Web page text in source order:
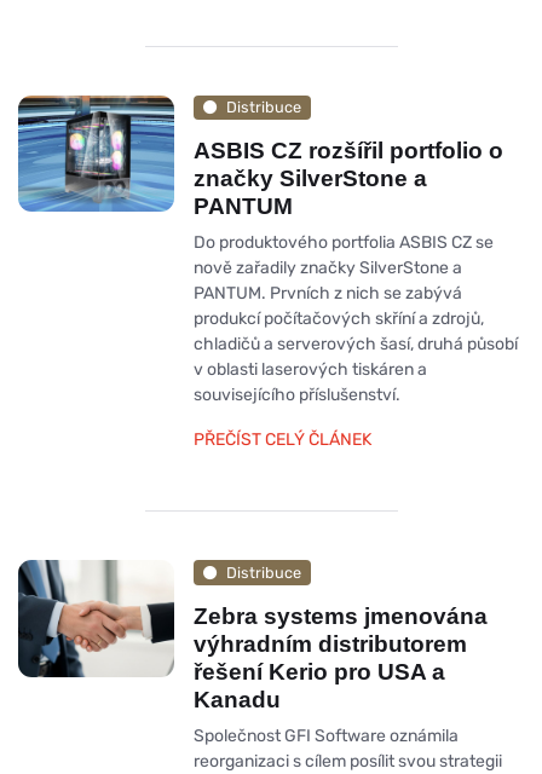
Distribuce
ASBIS CZ rozšířil portfolio o
značky SilverStone a
PANTUM
Do produktového portfolia ASBIS CZ se
nově zařadily značky SilverStone a
PANTUM. Prvních z nich se zabývá
produkcí počítačových skříní a zdrojů,
chladičů a serverových šasí, druhá působí
v oblasti laserových tiskáren a
souvisejícího příslušenství.
PŘEČÍST CELÝ ČLÁNEK
Distribuce
Zebra systems jmenována
výhradním distributorem
řešení Kerio pro USA a
Kanadu
Společnost GFI Software oznámila
reorganizaci s cílem posílit svou strategii